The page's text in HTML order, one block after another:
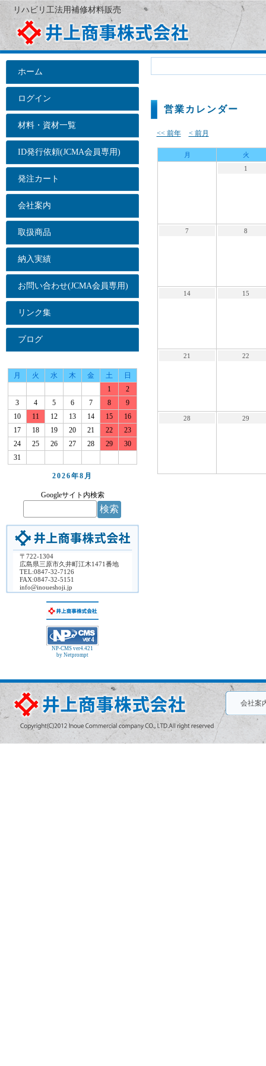
リハビリ工法用補修材料販売
ホーム
ログイン
材料・資材一覧
ID発行依頼(JCMA会員専用)
発注カート
会社案内
取扱商品
納入実績
お問い合わせ(JCMA会員専用)
リンク集
ブログ
月 火 水 木 金 土
日
1
2
3
4 5 6 7 8
9
10
11 12 13 14 15
16
17
18 19 20 21 22
23
24
25 26 27 28 29
30
31
2026年8月
Googleサイト内検索
〒722-1304
広島県三原市久井町江木1471番地
TEL:0847-32-7126
FAX:0847-32-5151
info@inoueshoji.jp
NP-CMS ver4.421
by Netprompt
営業カレンダー
<< 前年 < 前月
月
火
1
7 8
14 15
21 22
28 29
会社案